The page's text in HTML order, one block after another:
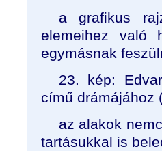
a grafikus
elemeihez való
egymásnak
23. kép:
című drámájához
az alakok
tartásukkal is